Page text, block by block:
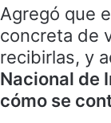
Agregó que
concreta de
recibirlas, y
Nacional de
cómo se